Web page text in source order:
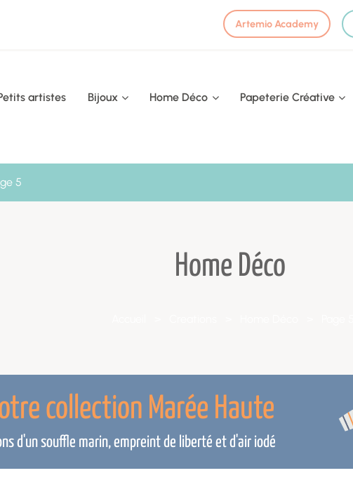
Artemio Academy
artistes Bijoux Home Déco Papeterie Créative
5
Home Déco
collection Marée Haute
d'un souffle marin, empreint de liberté et d'air iodé